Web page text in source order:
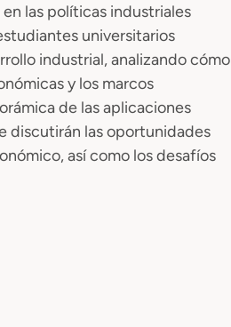
las políticas industriales
universitarios
industrial, analizando cómo
y los marcos
de las aplicaciones
discutirán las oportunidades
así como los desafíos